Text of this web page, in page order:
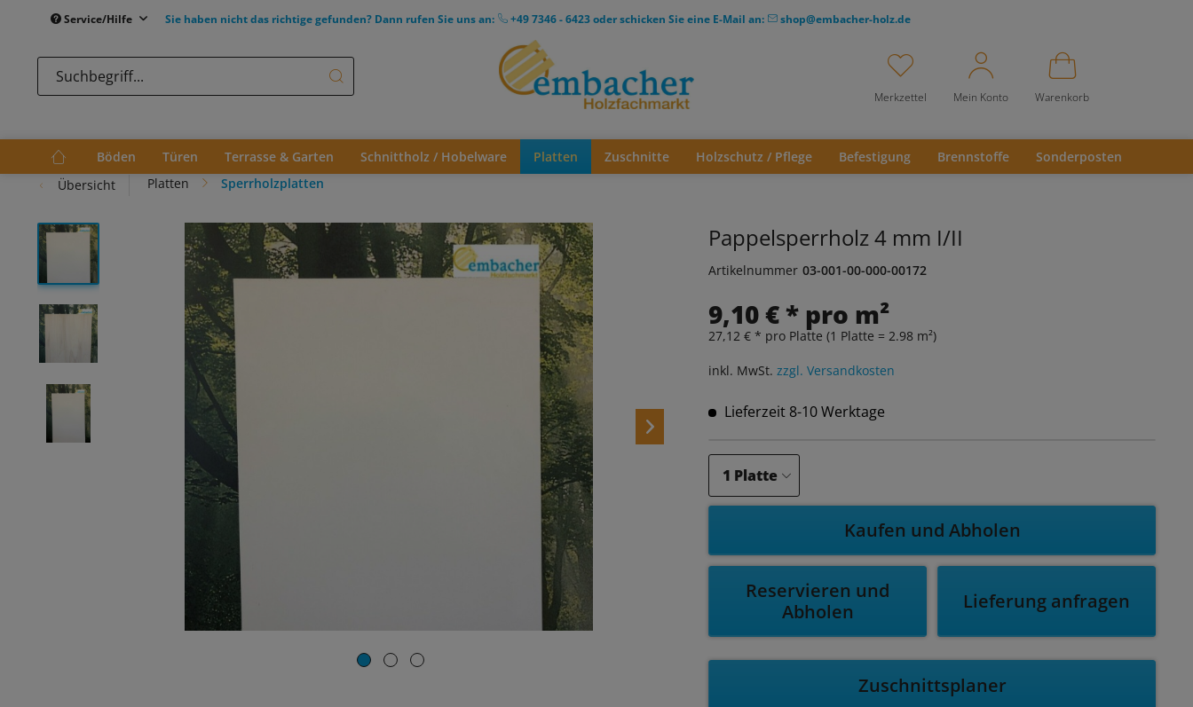
Service/Hilfe Sie haben nicht das richtige gefunden? Dann rufen Sie uns an: +49 7346 - 6423oder schicken Sie eine E-Mail an: shop@embacher-holz.de
Merkzettel Mein Konto Warenkorb
Böden Türen Terrasse & Garten Schnittholz / Hobelware Platten Zuschnitte Holzschutz / Pflege Befestigung Brennstoffe
Sonderposten
Übersicht
Platten Sperrholzplatten
Pappelsperrholz 4 mm I/II
Artikelnummer 03-001-00-000-00172
9,10 € * pro m²
27,12 € * pro Platte (1 Platte = 2.98 m²)
inkl. MwSt. zzgl. Versandkosten
Lieferzeit 8-10 Werktage
Kaufen und Abholen
Reservieren und
Abholen
Lieferung anfragen
Zuschnittsplaner